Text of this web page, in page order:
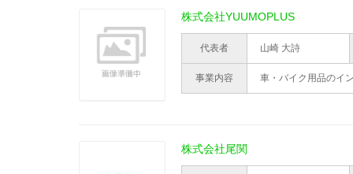
株式会社YUUMOPLUS
代表者 山崎 大詩
事業内容 車・バイク用品のイ
株式会社尾関